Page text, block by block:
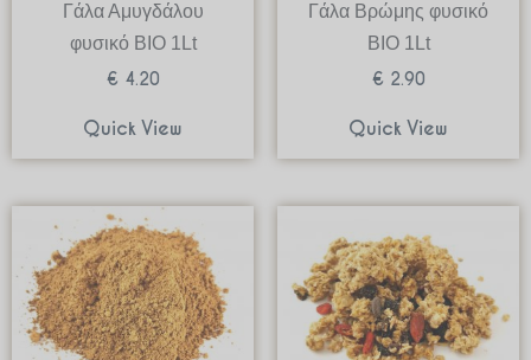
Γάλα Αμυγδάλου
φυσικό BIO 1Lt
€ 4.20
Quick View
Γάλα Βρώμης φυσικό
ΒΙΟ 1Lt
€ 2.90
Quick View
€ 2.27
through
€ 37.80
through
€